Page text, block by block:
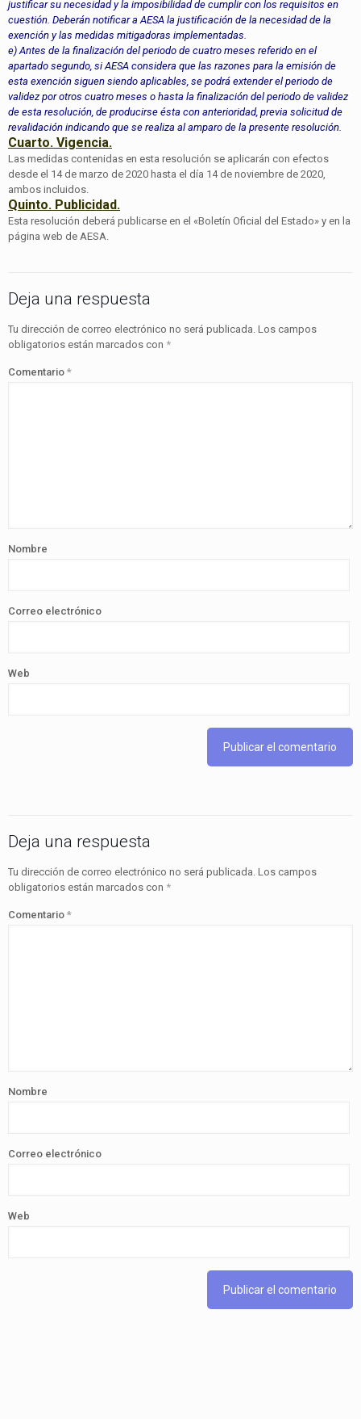
justificar su necesidad y la imposibilidad de cumplir con los requisitos en
cuestión. Deberán notificar a AESA la justificación de la necesidad de la
exención y las medidas mitigadoras implementadas.
e) Antes de la finalización del periodo de cuatro meses referido en el
apartado segundo, si AESA considera que las razones para la emisión de
esta exención siguen siendo aplicables, se podrá extender el periodo de
validez por otros cuatro meses o hasta la finalización del periodo de validez
de esta resolución, de producirse ésta con anterioridad, previa solicitud de
revalidación indicando que se realiza al amparo de la presente resolución.
Cuarto. Vigencia.
Las medidas contenidas en esta resolución se aplicarán con efectos
desde el 14 de marzo de 2020 hasta el día 14 de noviembre de 2020,
ambos incluidos.
Quinto. Publicidad.
Esta resolución deberá publicarse en el «Boletín Oficial del Estado» y en la
página web de AESA.
Deja una respuesta
Tu dirección de correo electrónico no será publicada. Los campos
obligatorios están marcados con *
Comentario *
Nombre
Correo electrónico
Web
Deja una respuesta
Tu dirección de correo electrónico no será publicada. Los campos
obligatorios están marcados con *
Comentario *
Nombre
Correo electrónico
Web